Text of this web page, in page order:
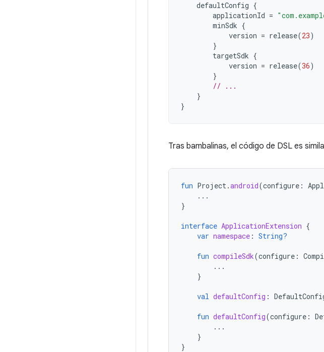
defaultConfig {
applicationId =
minSdk {
version = release(23)
}
targetSdk {
version = release(36)
}
// ...
}
}
Tras bambalinas, el código de DSL es
fun Project.android(configure :
...
}
interface ApplicationExtension {
var namespace : String?
fun compileSdk(configure :
...
}
val defaultConfig :
fun defaultConfig(configure :
...
}
}